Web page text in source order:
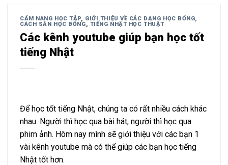
CẨM NANG HỌC TẬP, GIỚI THIỆU VỀ CÁC DẠNG HỌC BỔNG,
CÁCH SĂN HỌC BỔNG, TIẾNG NHẬT HỌC THUẬT
Các kênh youtube giúp bạn học tốt
tiếng Nhật
Để học tốt tiếng Nhật, chúng ta có rất nhiều cách khác
nhau. Người thì học qua bài hát, người thì học qua
phim ảnh. Hôm nay mình sẽ giới thiệu với các bạn 1
vài kênh youtube mà có thể giúp các bạn học tiếng
Nhật tốt hơn.